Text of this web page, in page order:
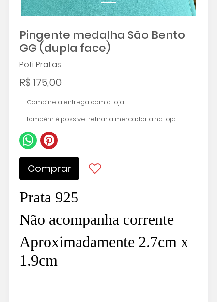
Pingente medalha São Bento
GG (dupla face)
Poti Pratas
R$ 175,00
Combine a entrega com a loja.
também é possível retirar a mercadoria na loja.
Comprar
Prata 925
Não acompanha corrente
Aproximadamente 2.7cm x
1.9cm